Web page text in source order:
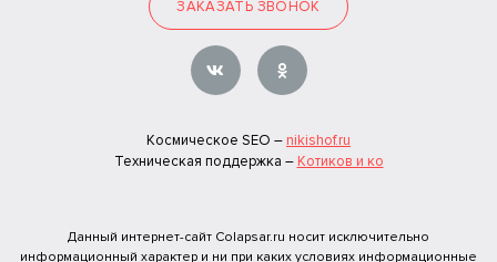
ЗАКАЗАТЬ ЗВОНОК
Космическое SEO – nikishof.ru
Техническая поддержка – Котиков и ко
Данный интернет-сайт Colapsar.ru носит исключительно
информационный характер и ни при каких условиях информационные